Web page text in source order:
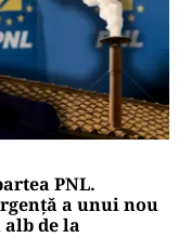
PNL.
a unui nou
de la